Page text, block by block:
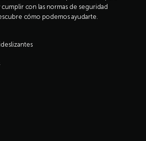
con las normas de seguridad
cómo podemos ayudarte.